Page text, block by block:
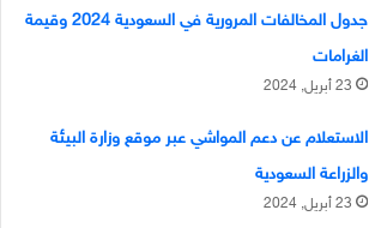
جدول المخالفات المرورية في السعودية 2024 وقيمة
الغرامات
23 أبريل, 2024
الاستعلام عن دعم المواشي عبر موقع وزارة البيئة
والزراعة السعودية
23 أبريل, 2024